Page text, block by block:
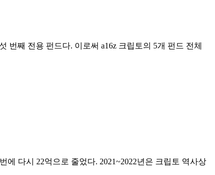
번째 전용 펀드다. 이로써 a16z 크립토의 5개 펀드 전체
에 다시 22억으로 줄었다. 2021~2022년은 크립토 역사상